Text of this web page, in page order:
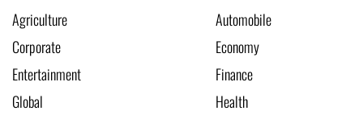
Agriculture
Automobile
Corporate
Economy
Entertainment
Finance
Global
Health